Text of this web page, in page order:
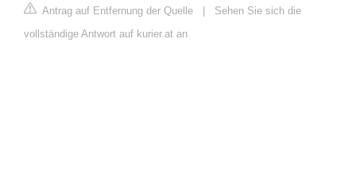
Antrag auf Entfernung der Quelle
Sehen Sie sich die
vollständige Antwort auf kurier.at an